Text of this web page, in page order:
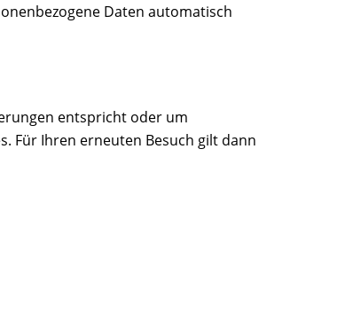
Daten automatisch
entspricht oder um
Für Ihren erneuten Besuch gilt dann